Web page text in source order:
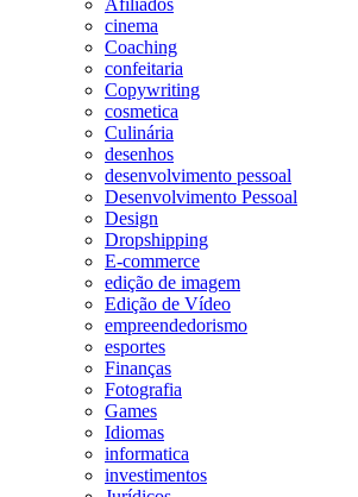
cinema
Coaching
confeitaria
Copywriting
cosmetica
Culinária
desenhos
desenvolvimento pessoal
Desenvolvimento Pessoal
Design
Dropshipping
E-commerce
edição de imagem
Edição de Vídeo
empreendedorismo
esportes
Finanças
Fotografia
Games
Idiomas
informatica
investimentos